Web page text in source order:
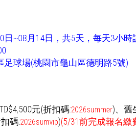
日~08月14日，共5天，每天3小時
球場(桃園市龜山區德明路5號)
元(折扣碼:2026summer)、舊
碼:2026sumvip)(5/31前完成報名繳